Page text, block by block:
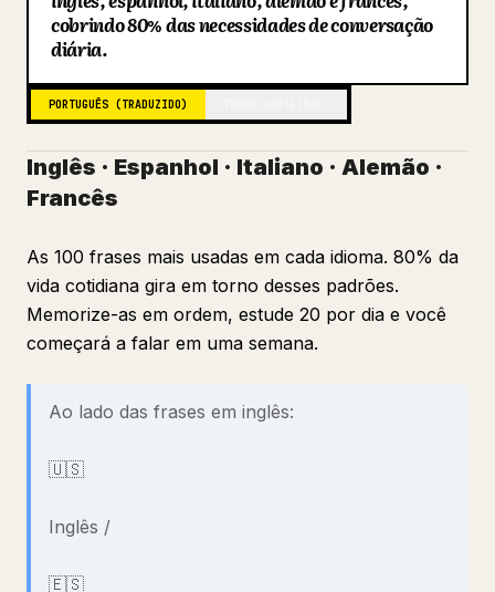
Blog
Atualizações
cobrindo 80% das necessidades de conversação
diária.
PORTUGUÊS (TRADUZIDO)
Inglês · Espanhol · Italiano · Alemão ·
Francês
As 100 frases mais usadas em cada idioma. 80% da
vida cotidiana gira em torno desses padrões.
Memorize-as em ordem, estude 20 por dia e você
começará a falar em uma semana.
Ao lado das frases em inglês:
🇺🇸
Inglês /
🇪🇸